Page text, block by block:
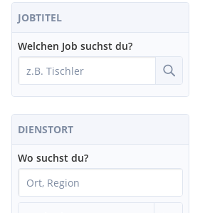
JOBTITEL
Welchen Job suchst du?
DIENSTORT
Wo suchst du?